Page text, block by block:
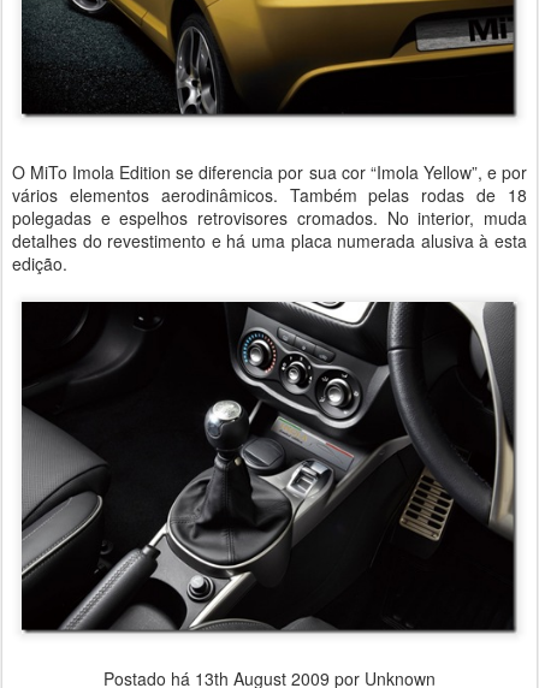
O MiTo Imola Edition se diferencia por sua cor “Imola Yellow”, e por
vários elementos aerodinâmicos. Também pelas rodas de 18
polegadas e espelhos retrovisores cromados. No interior, muda
detalhes do revestimento e há uma placa numerada alusiva à esta
edição.
Postado há 13th August 2009 por Unknown